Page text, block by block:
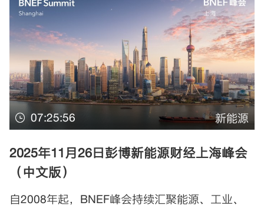
07:25:56 新能源
2025年11月26日彭博新能源财经上海峰会
（中文版）
自2008年起，BNEF峰会持续汇聚能源、工业、